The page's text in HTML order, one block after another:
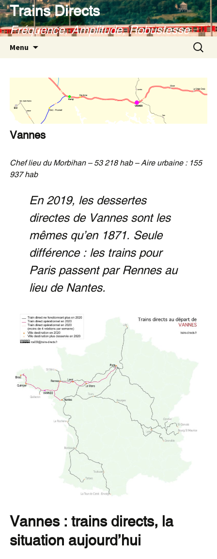
Aller
au
contenu
Trains Directs
Fréquence, Amplitude, Robustesse
Menu
Vannes
Chef lieu du Morbihan – 53 218 hab – Aire urbaine : 155
937 hab
En 2019, les dessertes
directes de Vannes sont les
mêmes qu’en 1871. Seule
différence : les trains pour
Paris passent par Rennes au
lieu de Nantes.
Vannes : trains directs, la
situation aujourd’hui